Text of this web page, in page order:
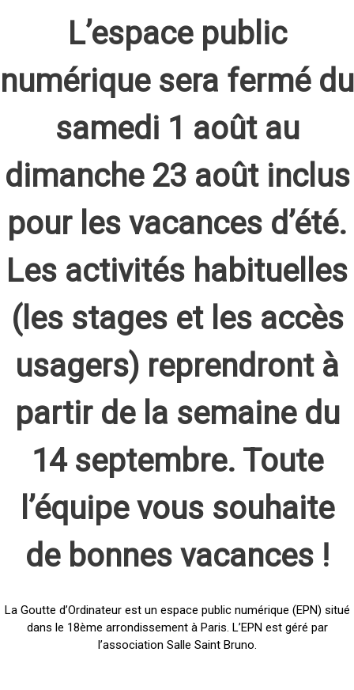
L’espace public
numérique sera fermé du
samedi 1 août au
dimanche 23 août inclus
pour les vacances d’été.
Les activités habituelles
(les stages et les accès
usagers) reprendront à
partir de la semaine du
14 septembre. Toute
l’équipe vous souhaite
de bonnes vacances !
La Goutte d’Ordinateur est un espace public numérique (EPN) situé
dans le 18ème arrondissement à Paris. L’EPN est géré par
l’association Salle Saint Bruno.